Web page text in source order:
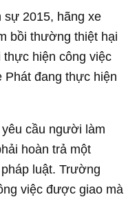
sự 2015, hãng xe
bồi thường thiệt hại
hiện công việc
đang thực hiện
cầu người làm
hoàn trả một
luật. Trường
việc được giao mà